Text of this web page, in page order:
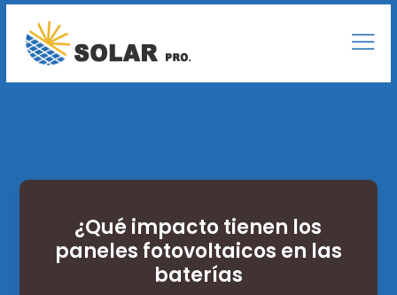
¿Qué impacto tienen los
paneles fotovoltaicos en las
baterías